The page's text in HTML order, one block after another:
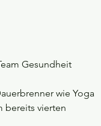
Gesundheit
wie Yoga
bereits vierten